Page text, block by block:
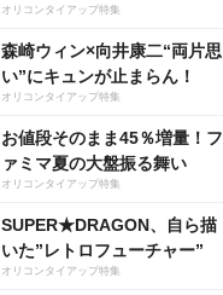
オリコンタイアップ特集
森崎ウィン×向井康二“両片思
い”にキュンが止まらん！
オリコンタイアップ特集
お値段そのまま45％増量！フ
ァミマ夏の大盤振る舞い
オリコンタイアップ特集
SUPER★DRAGON、自ら描
いた”レトロフューチャー”
オリコンタイアップ特集